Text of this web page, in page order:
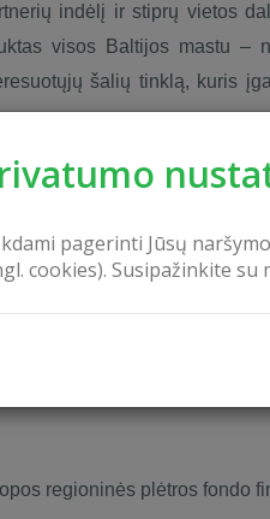
pagerinti Jūsų
cookies). Susipažinkite su
indėlį ir stiprų vietos
visos Baltijos mastu –
šalių tinklą, kuris
regioninės plėtros fondo